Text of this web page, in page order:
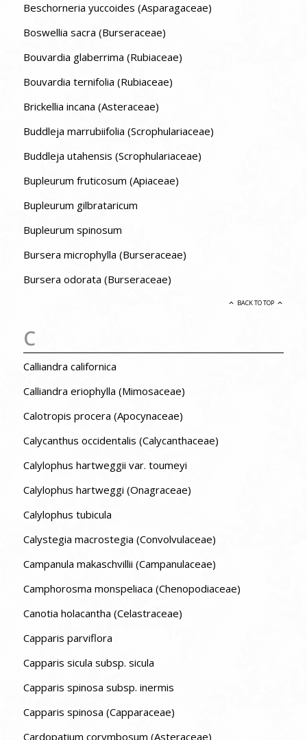
Beschorneria yuccoides (Asparagaceae)
Boswellia sacra (Burseraceae)
Bouvardia glaberrima (Rubiaceae)
Bouvardia ternifolia (Rubiaceae)
Brickellia incana (Asteraceae)
Buddleja marrubiifolia (Scrophulariaceae)
Buddleja utahensis (Scrophulariaceae)
Bupleurum fruticosum (Apiaceae)
Bupleurum gilbrataricum
Bupleurum spinosum
Bursera microphylla (Burseraceae)
Bursera odorata (Burseraceae)
BACK TO TOP
C
Calliandra californica
Calliandra eriophylla (Mimosaceae)
Calotropis procera (Apocynaceae)
Calycanthus occidentalis (Calycanthaceae)
Calylophus hartweggii var. toumeyi
Calylophus hartweggi (Onagraceae)
Calylophus tubicula
Calystegia macrostegia (Convolvulaceae)
Campanula makaschvillii (Campanulaceae)
Camphorosma monspeliaca (Chenopodiaceae)
Canotia holacantha (Celastraceae)
Capparis parviflora
Capparis sicula subsp. sicula
Capparis spinosa subsp. inermis
Capparis spinosa (Capparaceae)
Cardopatium corymbosum (Asteraceae)